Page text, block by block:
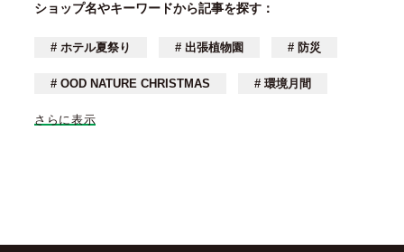
ショップ名やキーワードから記事を探す：
# ホテル夏祭り # 出張植物園 # 防災
# OOD NATURE CHRISTMAS # 環境月間
さらに表示